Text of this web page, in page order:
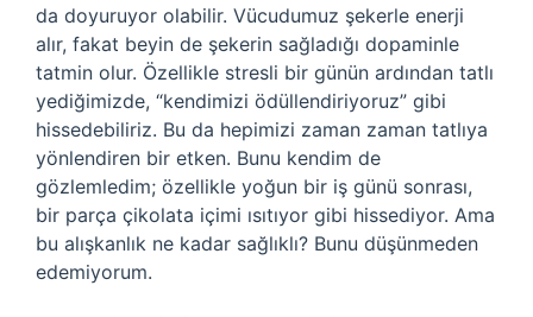
da doyuruyor olabilir. Vücudumuz şekerle enerji
alır, fakat beyin de şekerin sağladığı dopaminle
tatmin olur. Özellikle stresli bir günün ardından tatlı
yediğimizde, “kendimizi ödüllendiriyoruz” gibi
hissedebiliriz. Bu da hepimizi zaman zaman tatlıya
yönlendiren bir etken. Bunu kendim de
gözlemledim; özellikle yoğun bir iş günü sonrası,
bir parça çikolata içimi ısıtıyor gibi hissediyor. Ama
bu alışkanlık ne kadar sağlıklı? Bunu düşünmeden
edemiyorum.